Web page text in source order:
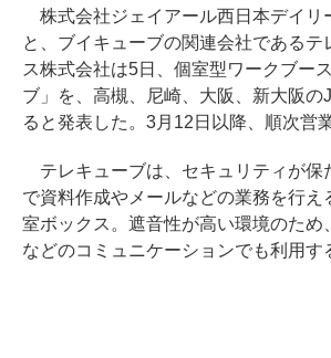
株式会社ジェイアール西日本デイリ
と、ブイキューブの関連会社であるテ
ス株式会社は5日、個室型ワークブー
ブ」を、高槻、尼崎、大阪、新大阪の
ると発表した。3月12日以降、順次営
テレキューブは、セキュリティが保
で資料作成やメールなどの業務を行え
室ボックス。遮音性が高い環境のため
などのコミュニケーションでも利用す